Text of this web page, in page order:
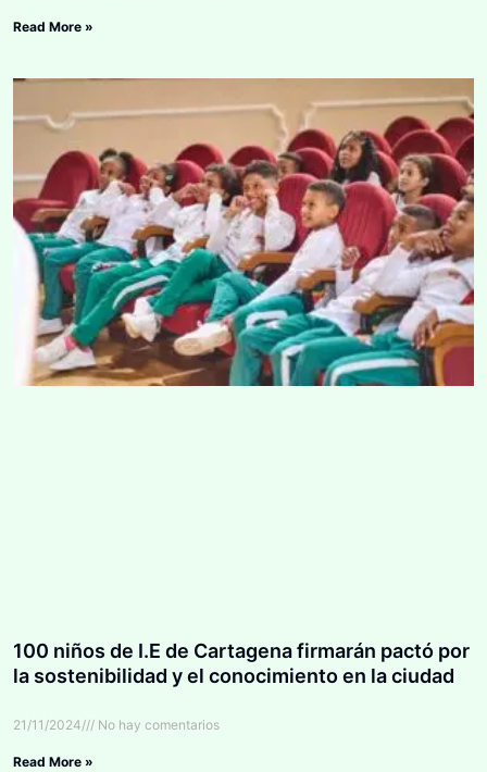
Read More »
100 niños de I.E de Cartagena firmarán pactó por
la sostenibilidad y el conocimiento en la ciudad
21/11/2024 No hay comentarios
Read More »